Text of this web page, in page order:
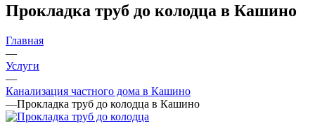
Прокладка труб до колодца в Кашино
Главная
—
Услуги
—
Канализация частного дома в Кашино
—Прокладка труб до колодца в Кашино